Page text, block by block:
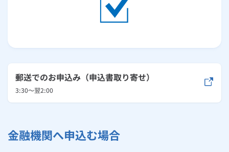
郵送でのお申込み（申込書取り寄せ）
3:30～翌2:00
金融機関へ申込む場合